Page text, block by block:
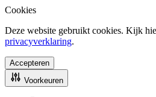
Cookies
Deze website gebruikt cookies. Kijk
privacyverklaring.
Accepteren
Voorkeuren